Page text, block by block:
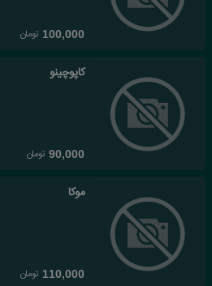
100,000 تومان
کاپوچینو
90,000 تومان
موکا
110,000 تومان